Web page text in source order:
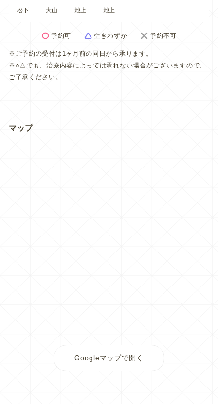
松下 大山 池上 池上
予約可 空きわずか 予約不可
※ご予約の受付は1ヶ月前の同日から承ります。
※○△でも、治療内容によっては承れない場合がございますので、
ご了承ください。
マップ
Googleマップで開く